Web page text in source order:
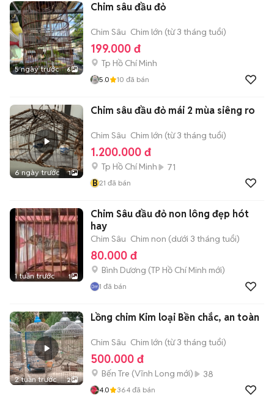
5 ngày trước 6
Chim sâu đầu đỏ
Chim Sâu Chim lớn (từ 3 tháng tuổi)
199.000 đ
Tp Hồ Chí Minh
5.0 10 đã bán
6 ngày trước 1
Chim sâu đầu đỏ mái 2 mùa siêng ro
Chim Sâu Chim lớn (từ 3 tháng tuổi)
1.200.000 đ
Tp Hồ Chí Minh
71
B21 đã bán
1 tuần trước 1
Chim Sâu đầu đỏ non lông đẹp hót
hay
Chim Sâu Chim non (dưới 3 tháng tuổi)
80.000 đ
Bình Dương (TP Hồ Chí Minh mới)
1 đã bán
2 tuần trước 2
Lồng chim Kim loại Bền chắc, an toàn
Chim Sâu Chim lớn (từ 3 tháng tuổi)
500.000 đ
Bến Tre (Vĩnh Long mới) 38
4.0 364 đã bán